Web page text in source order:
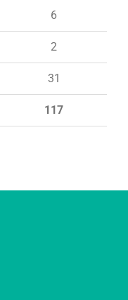
117
6
2
31